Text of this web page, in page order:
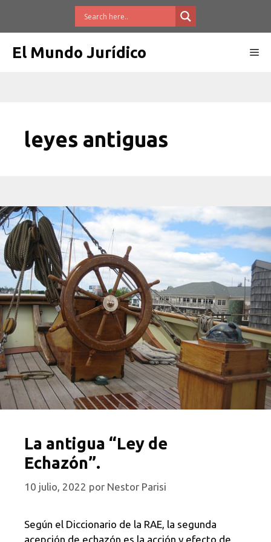
El Mundo Jurídico
leyes antiguas
La antigua “Ley de
Echazón”.
10 julio, 2022 por Nestor Parisi
Según el Diccionario de la RAE, la segunda
acepción de echazón es la acción y efecto de